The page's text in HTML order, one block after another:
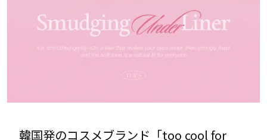
韓国発のコスメブランド「too cool for